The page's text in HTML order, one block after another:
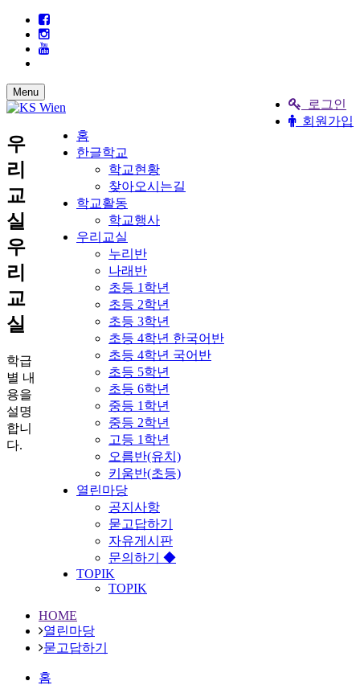
로그인
회원가입
Menu
홈
한글학교
학교현황
찾아오시는길
학교활동
학교행사
우리교실
누리반
나래반
초등 1학년
초등 2학년
초등 3학년
초등 4학년 한국어반
초등 4학년 국어반
초등 5학년
초등 6학년
중등 1학년
중등 2학년
고등 1학년
오름반(유치)
키움반(초등)
열린마당
공지사항
묻고답하기
자유게시판
문의하기 ◆
TOPIK
TOPIK
우
리
교
실
우
리
교
실
학급
별 내
용을
설명
합니
다.
HOME
열린마당
묻고답하기
홈